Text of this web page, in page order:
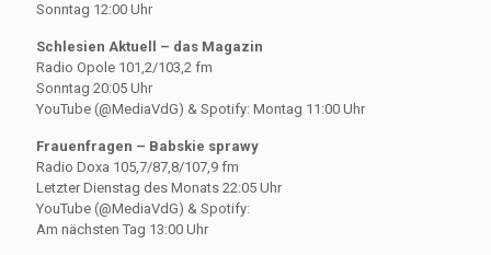
Sonntag 12:00 Uhr
Schlesien Aktuell – das Magazin
Radio Opole 101,2/103,2 fm
Sonntag 20:05 Uhr
YouTube (@MediaVdG) & Spotify: Montag 11:00 Uhr
Frauenfragen – Babskie sprawy
Radio Doxa 105,7/87,8/107,9 fm
Letzter Dienstag des Monats 22:05 Uhr
YouTube (@MediaVdG) & Spotify:
Am nächsten Tag 13:00 Uhr